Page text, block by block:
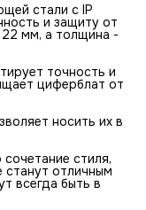
стали с IP
и защиту от
22 мм, а толщина -
точность и
циферблат от
носить их в
стиля,
станут отличным
всегда быть в